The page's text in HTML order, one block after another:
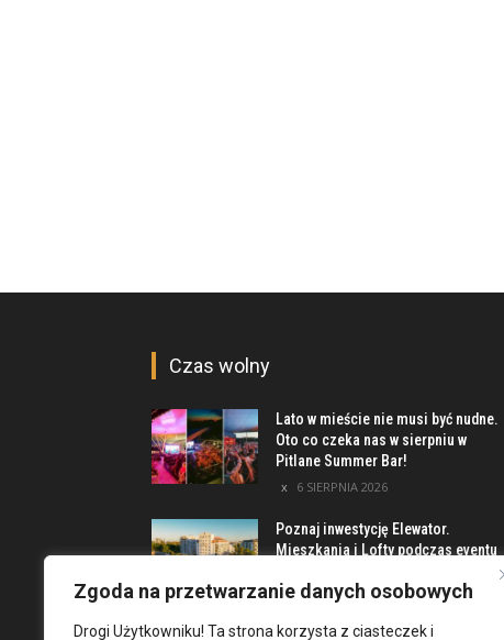
Zgoda na przetwarzanie danych osobowych
Drogi Użytkowniku! Ta strona korzysta z ciasteczek i
Czas wolny
Lato w mieście nie musi być nudne.
Oto co czeka nas w sierpniu w
Pitlane Summer Bar!
6 SIERPNIA 2026
Poznaj inwestycję Elewator.
Mieszkania i Lofty podczas eventu
5 SIERPNIA 2026